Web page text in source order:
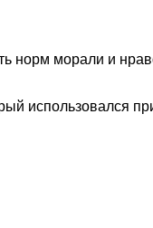
норм морали и
использовался